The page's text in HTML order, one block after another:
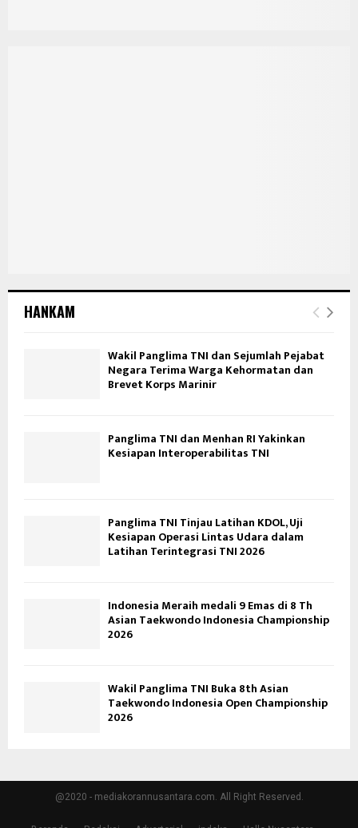
HANKAM
Wakil Panglima TNI dan Sejumlah Pejabat
Negara Terima Warga Kehormatan dan
Brevet Korps Marinir
Panglima TNI dan Menhan RI Yakinkan
Kesiapan Interoperabilitas TNI
Panglima TNI Tinjau Latihan KDOL, Uji
Kesiapan Operasi Lintas Udara dalam
Latihan Terintegrasi TNI 2026
Indonesia Meraih medali 9 Emas di 8 Th
Asian Taekwondo Indonesia Championship
2026
Wakil Panglima TNI Buka 8th Asian
Taekwondo Indonesia Open Championship
2026
@2020 - mediakorannusantara.com. All Right Reserved.